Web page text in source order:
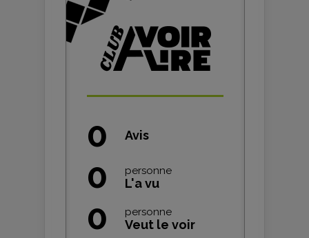
0 Avis
0 personne
L'a vu
0 personne
Veut le voir